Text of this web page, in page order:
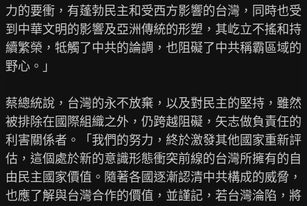
力的要衝，有蓬勃民主和受西方影響的台灣，同時也受
到中華文明的影響及亞洲傳統的形塑，其屹立不搖和持
續繁榮，牴觸了中共的論調，也阻礙了中共稱霸區域的
野心。」
蔡總統說，台灣的永不放棄，以及對民主的堅持，雖然
被排除在國際組織之外，仍跨越阻礙，矢志做負責任的
利害關係者。「我們的努力，終於激發其他國家重新評
估，這個處於新的意識形態衝突前線的台灣所擁有的自
由民主國家價值。隨著各國逐漸認清中共構成的威脅，
也應了解與台灣合作的價值，並謹記，若台灣淪陷，將